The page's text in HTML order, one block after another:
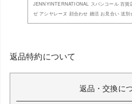
JENNYINTERNATIONAL スパンコール 百貨
ゼ アシヤレーヌ 顔合わせ 婚活 お見合い 送
返品特約について
返品・交換に